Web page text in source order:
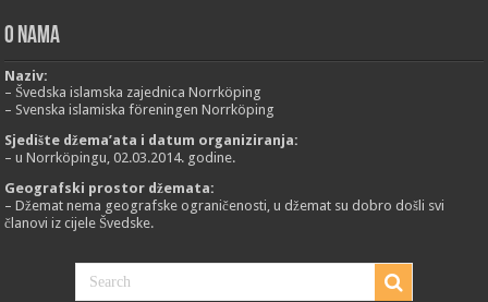
O nama
Naziv:
– Švedska islamska zajednica Norrköping
– Svenska islamiska föreningen Norrköping
Sjedište džema’ata i datum organiziranja:
– u Norrköpingu, 02.03.2014. godine.
Geografski prostor džemata:
– Džemat nema geografske ograničenosti, u džemat su dobro došli svi
članovi iz cijele Švedske.